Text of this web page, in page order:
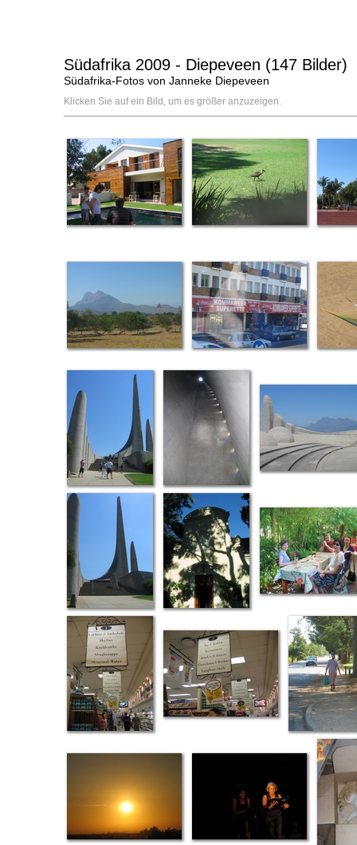
Südafrika 2009 - Diepeveen (147 Bilder)
Südafrika-Fotos von Janneke Diepeveen
Klicken Sie auf ein Bild, um es größer anzuzeigen.